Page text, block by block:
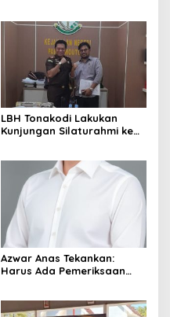
LBH Tonakodi Lakukan
Kunjungan Silaturahmi ke
Azwar Anas Tekankan:
Harus Ada Pemeriksaan
Lokasi CPM